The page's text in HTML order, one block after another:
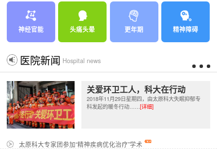
神经官能 头痛头晕 更年期 精神障碍
医院新闻 Hospital news
关爱环卫工人，科大在行动
2018年11月29日星期四，由太原科大失眠抑郁专
科发起的暖冬行动……[详细]
太原科大专家团参加“精神疾病优化治疗”学术